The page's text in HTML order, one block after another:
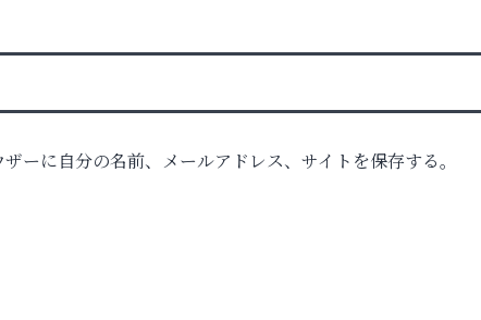
ーに自分の名前、メールアドレス、サイトを保存する。